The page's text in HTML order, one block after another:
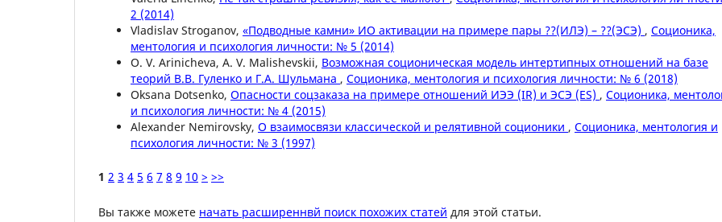
2 (2014)
Vladislav Stroganov, «Подводные камни» ИО активации на примере пары ??(ИЛЭ) – ??(ЭСЭ) , Соционика,
ментология и психология личности: № 5 (2014)
O. V. Arinicheva, A. V. Malishevskii, Возможная соционическая модель интертипных отношений на базе
теорий В.В. Гуленко и Г.А. Шульмана , Соционика, ментология и психология личности: № 6 (2018)
Oksana Dotsenko, Опасности соцзаказа на примере отношений ИЭЭ (IR) и ЭСЭ (ES) , Соционика,
и психология личности: № 4 (2015)
Alexander Nemirovsky, О взаимосвязи классической и релятивной соционики , Соционика, ментология и
психология личности: № 3 (1997)
1 2 3 4 5 6 7 8 9 10 > >>
Вы также можете начать расширеннвй поиск похожих статей для этой статьи.